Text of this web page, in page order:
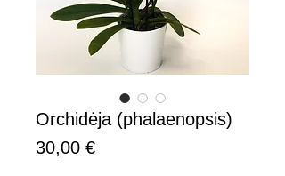
Orchidėja (phalaenopsis)
30,00 €Price